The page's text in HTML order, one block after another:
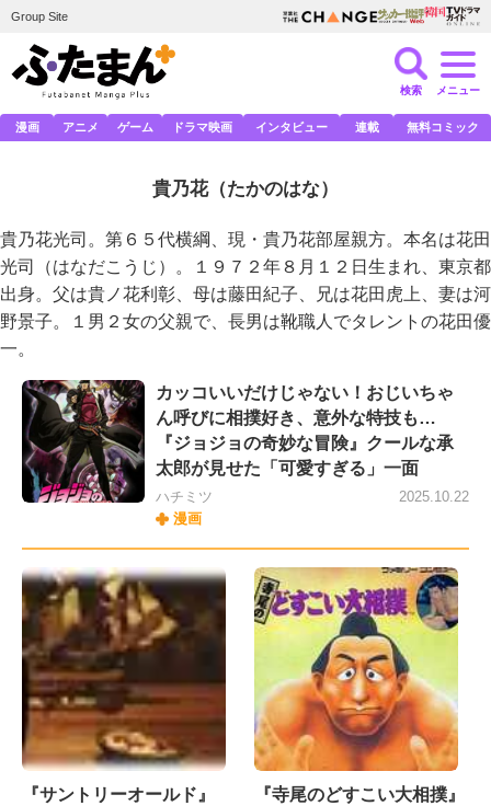
Group Site
検索 メニュー
漫画 アニメ ゲーム ドラマ映画 インタビュー 連載 無料コミック
貴乃花（たかのはな）
貴乃花光司。第６５代横綱、現・貴乃花部屋親方。本名は花田
光司（はなだこうじ）。１９７２年８月１２日生まれ、東京都
出身。父は貴ノ花利彰、母は藤田紀子、兄は花田虎上、妻は河
野景子。１男２女の父親で、長男は靴職人でタレントの花田優
一。
カッコいいだけじゃない！おじいちゃ
ん呼びに相撲好き、意外な特技も…
『ジョジョの奇妙な冒険』クールな承
太郎が見せた「可愛すぎる」一面
ハチミツ
漫画
2025.10.22
『サントリーオールド』
『寺尾のどすこい大相撲』